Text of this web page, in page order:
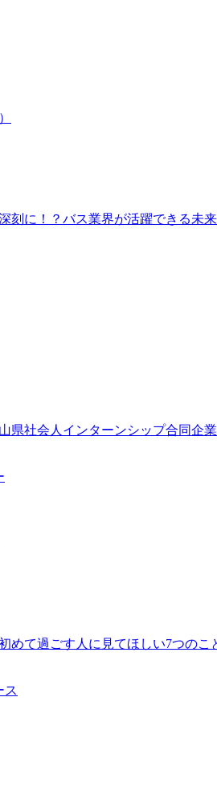
刻に！？バス業界が活躍できる未
県社会人インターンシップ合同企
初めて過ごす人に見てほしい7つのこ
ス